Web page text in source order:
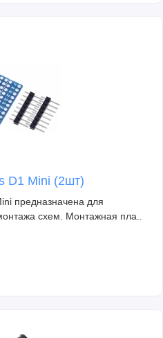
D1 Mini (2шт)
предназначена для
схем. Монтажная пла..